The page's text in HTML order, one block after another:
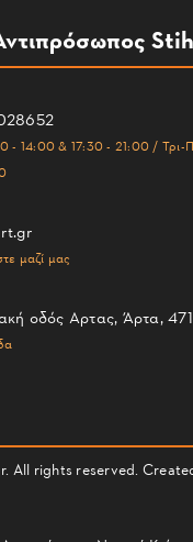
- 14:00 & 17:30 - 21:00 /
μαζί μας
οδός Αρτας, Άρτα,
All rights reserved.